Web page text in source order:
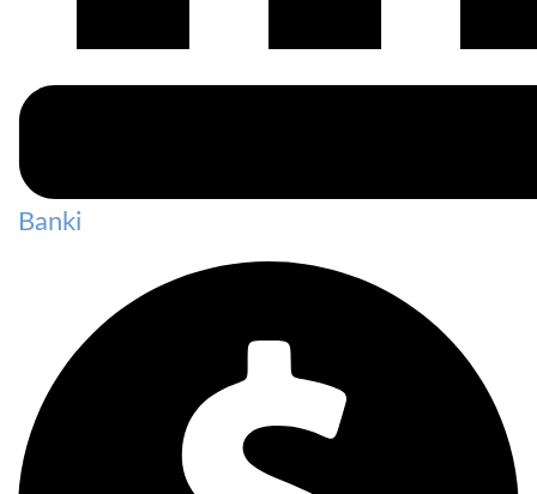
Banki